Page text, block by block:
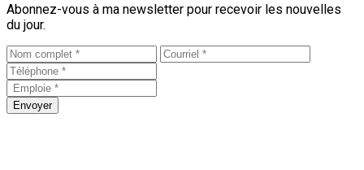
Abonnez-vous à ma newsletter pour recevoir les nouvelles
du jour.
Envoyer